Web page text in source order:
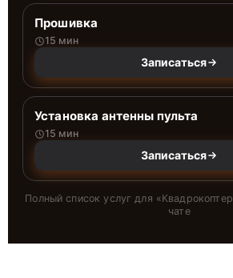
Прошивка
15 мин
Записаться
Установка антенны пульта
15 мин
Записаться
Полный список услуг для «Квадрокоптер
чате